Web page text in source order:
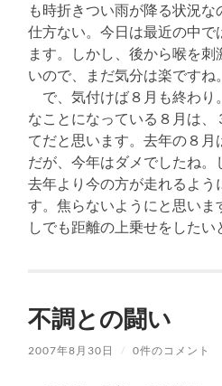
も時折きつい雨が降る状況な
仕方ない。今日は最近の中で
ます。しかし、後から喉を
いので、まだ気分は楽ですね。
で、気付けば８月も終わり
なことになっている８月は
てだと思います。去年の８
だが、今年はダメでしたね
去年より今の方が走れるよ
す。焦らないようにと思い
しでも距離の上乗せをしたい
不調との闘い
2007年8月30日 / 0件のコメント